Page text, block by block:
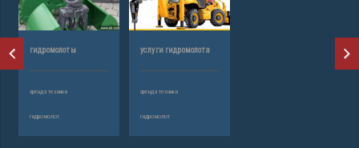
гидромолоты
аренда техники
гидромолот
услуги гидромолота
аренда техники
гидромолот